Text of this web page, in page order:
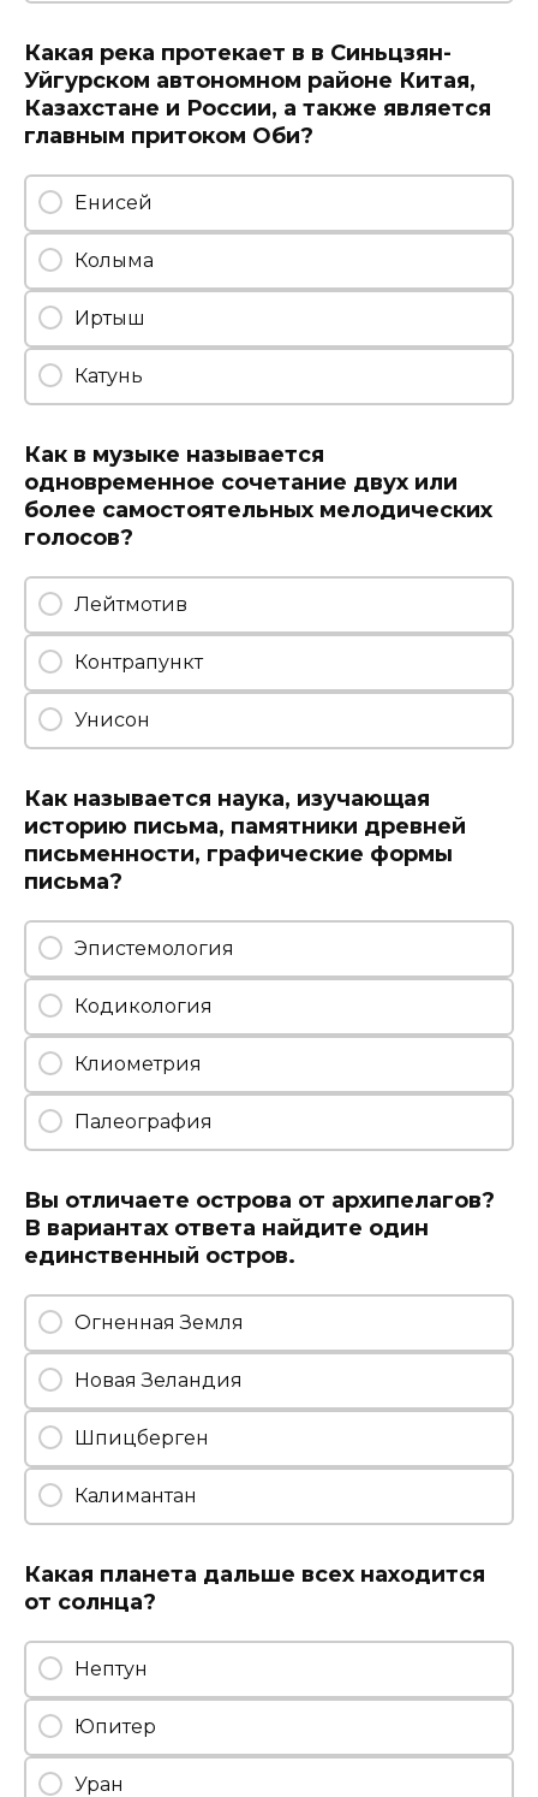
Какая река протекает в в Синьцзян-
Уйгурском автономном районе Китая,
Казахстане и России, а также является
главным притоком Оби?
Енисей
Колыма
Иртыш
Катунь
Как в музыке называется
одновременное сочетание двух или
более самостоятельных мелодических
голосов?
Лейтмотив
Контрапункт
Унисон
Как называется наука, изучающая
историю письма, памятники древней
письменности, графические формы
письма?
Эпистемология
Кодикология
Клиометрия
Палеография
Вы отличаете острова от архипелагов?
В вариантах ответа найдите один
единственный остров.
Огненная Земля
Новая Зеландия
Шпицберген
Калимантан
Какая планета дальше всех находится
от солнца?
Нептун
Юпитер
Уран